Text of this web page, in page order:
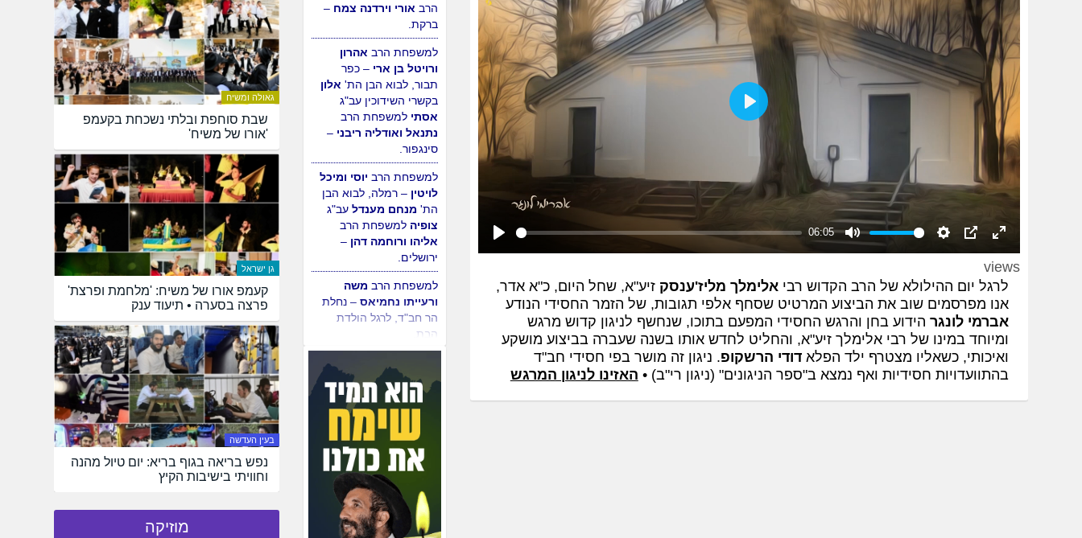
06:05
fullscreen
Play
views
לרגל יום ההילולא של הרב הקדוש רביאלימלך מליז'ענסק זיע"א, שחל היום, כ"א אדר,
אנו מפרסמים שוב את הביצוע המרטיט שסחף אלפי תגובות, של הזמר החסידי הנודע
אברמי לונגר הידוע בחן והרגש החסידי המפעם בתוכו, שנחשף לניגון קדוש מרגש
ומיוחד במינו של רבי אלימלך זיע"א, והחליט לחדש אותו בשנה שעברה בביצוע מושקע
ואיכותי, כשאליו מצטרף ילד הפלאדודי הרשקופ. ניגון זה מושר בפי חסידי חב"ד
בהתוועדויות חסידיות ואף נמצא ב"ספר הניגונים" (ניגון רי"ב) • האזינו לניגון המרגש
הרב אורי וירדנה צמח –
ברקת.
למשפחת הרב אהרון
ורויטל בן ארי – כפר
תבור, לבוא הבן הת' אלון
בקשרי השידוכין עב"ג
אסתי למשפחת הרב
נתנאל ואודליה ריבני –
סינגפור.
למשפחת הרב יוסי ומיכל
לויטין – רמלה, לבוא הבן
הת' מנחם מענדל עב"ג
צופיה למשפחת הרב
אליהו ורוחמה דהן –
ירושלים.
למשפחת הרב משה
ורעייתו נחמיאס – נחלת
הר חב"ד, לרגל הולדת
הבת.
גאולה ומשיח
שבת סוחפת ובלתי נשכחת בקעמפ
'אורו של משיח'
גן ישראל
קעמפ אורו של משיח: 'מלחמת ופרצת'
פרצה בסערה • תיעוד ענק
בעין העדשה
נפש בריאה בגוף בריא: יום טיול מהנה
וחוויתי בישיבות הקיץ
מוזיקה